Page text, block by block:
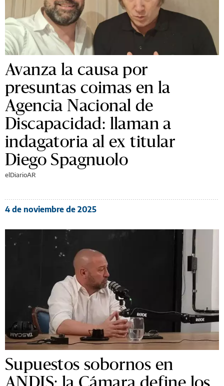
Avanza la causa por
presuntas coimas en la
Agencia Nacional de
Discapacidad: llaman a
indagatoria al ex titular
Diego Spagnuolo
elDiarioAR
4 de noviembre de 2025
Supuestos sobornos en